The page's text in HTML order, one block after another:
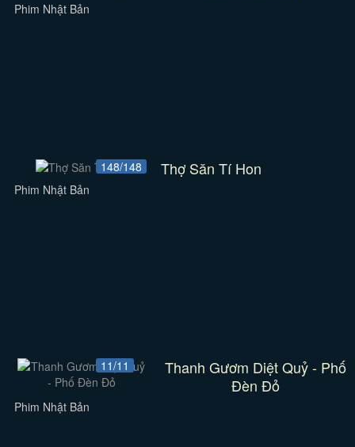
Phim Nhật Bản
148/148 Thợ Săn Tí Hon
Phim Nhật Bản
11/11
Thanh Gươm Diệt Quỷ - Phố
Đèn Đỏ
Phim Nhật Bản